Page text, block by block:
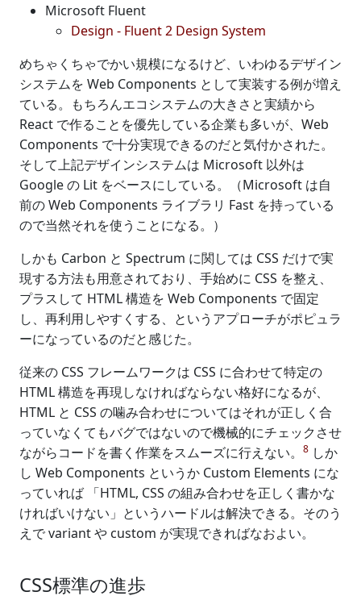
Microsoft Fluent
Design - Fluent 2 Design System
めちゃくちゃでかい規模になるけど、いわゆるデザイン
システムを Web Components として実装する例が増え
ている。もちろんエコシステムの大きさと実績から
React で作ることを優先している企業も多いが、Web
Components で十分実現できるのだと気付かされた。
そして上記デザインシステムは Microsoft 以外は
Google の Lit をベースにしている。（Microsoft は自
前の Web Components ライブラリ Fast を持っている
ので当然それを使うことになる。）
しかも Carbon と Spectrum に関しては CSS だけで実
現する方法も用意されており、手始めに CSS を整え、
プラスして HTML 構造を Web Components で固定
し、再利用しやすくする、というアプローチがポピュラ
ーになっているのだと感じた。
従来の CSS フレームワークは CSS に合わせて特定の
HTML 構造を再現しなければならない格好になるが、
HTML と CSS の噛み合わせについてはそれが正しく合
っていなくてもバグではないので機械的にチェックさせ
ながらコードを書く作業をスムーズに行えない。
8 しか
し Web Components というか Custom Elements にな
っていれば 「HTML, CSS の組み合わせを正しく書かな
ければいけない」というハードルは解決できる。そのう
えで variant や custom が実現できればなおよい。
CSS標準の進歩